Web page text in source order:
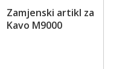
Zamjenski artikl za
Kavo M9000